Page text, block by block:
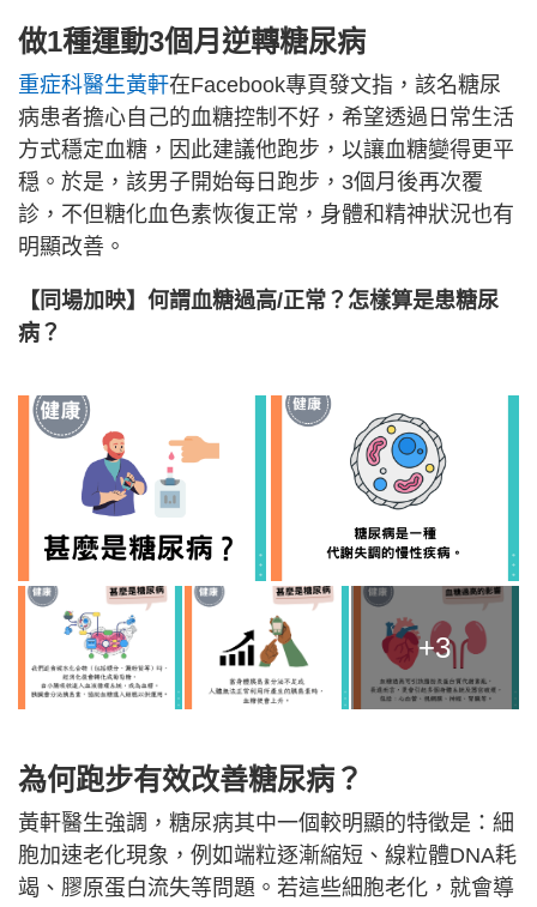
做1種運動3個月逆轉糖尿病
重症科醫生黃軒在Facebook專頁發文指，該名糖尿
病患者擔心自己的血糖控制不好，希望透過日常生活
方式穩定血糖，因此建議他跑步，以讓血糖變得更平
穏。於是，該男子開始每日跑步，3個月後再次覆
診，不但糖化血色素恢復正常，身體和精神狀況也有
明顯改善。
【同場加映】何謂血糖過高/正常？怎樣算是患糖尿
病？
+3
為何跑步有效改善糖尿病？
黃軒醫生強調，糖尿病其中一個較明顯的特徵是：細
胞加速老化現象，例如端粒逐漸縮短、線粒體DNA耗
竭、膠原蛋白流失等問題。若這些細胞老化，就會導